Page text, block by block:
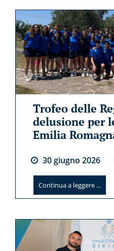
Trofeo delle
delusione per
Emilia
30giugno 2026
Continua a leggere ...